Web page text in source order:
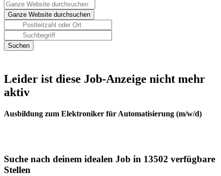
Leider ist diese Job-Anzeige nicht mehr
aktiv
Ausbildung zum Elektroniker für Automatisierung (m/w/d)
Suche nach deinem idealen Job in 13502 verfügbare
Stellen